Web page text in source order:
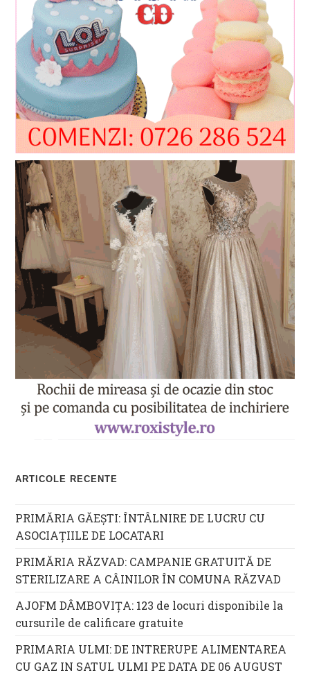
ARTICOLE RECENTE
PRIMĂRIA GĂEȘTI: ÎNTÂLNIRE DE LUCRU CU
ASOCIAȚIILE DE LOCATARI
PRIMĂRIA RĂZVAD: CAMPANIE GRATUITĂ DE
STERILIZARE A CÂINILOR ÎN COMUNA RĂZVAD
AJOFM DÂMBOVIȚA: 123 de locuri disponibile la
cursurile de calificare gratuite
PRIMARIA ULMI: DE INTRERUPE ALIMENTAREA
CU GAZ IN SATUL ULMI PE DATA DE 06 AUGUST